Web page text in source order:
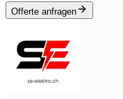
Offerte anfragen